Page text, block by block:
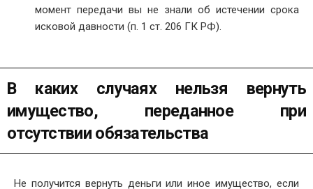
момент передачи вы не знали об истечении срока
исковой давности (п. 1 ст. 206 ГК РФ).
В каких случаях нельзя вернуть
имущество, переданное при
отсутствии обязательства
Не получится вернуть деньги или иное имущество, если